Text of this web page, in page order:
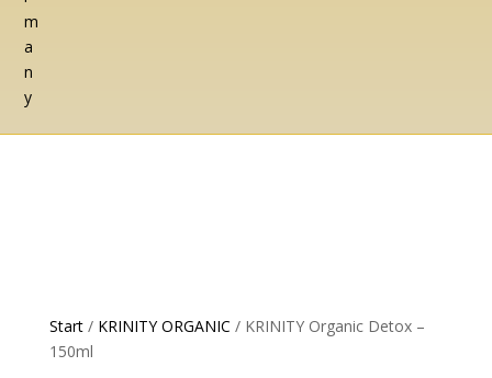
Start/ KRINITY ORGANIC / KRINITY Organic Detox –
150ml